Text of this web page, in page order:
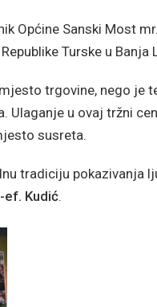
Općine Sanski Most
Turske u Banja
trgovine, nego je
Ulaganje u ovaj tržni
susreta.
tradiciju pokazivanja
ef. Kudić.